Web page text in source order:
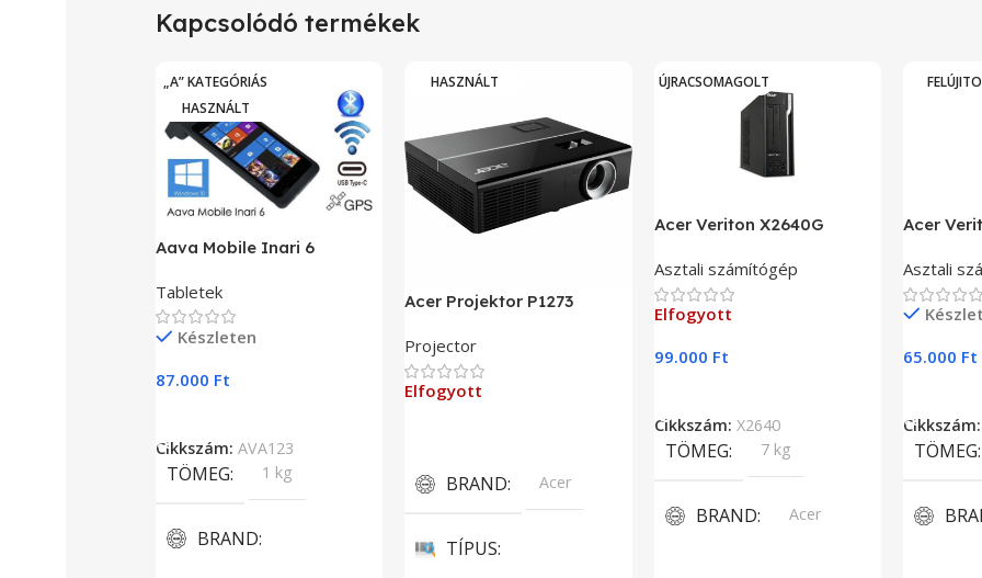
Kapcsolódó termékek
„A” KATEGÓRIÁS
HASZNÁLT
Aava Mobile Inari 6
Tabletek
Készleten
87.000 Ft
Cikkszám: AVA123
TÖMEG 1 kg
BRAND
HASZNÁLT
Acer Projektor P1273
Projector
Elfogyott
BRAND Acer
TÍPUS
ÚJRACSOMAGOLT
Acer Veriton X2640G
Asztali számítógép
Elfogyott
99.000 Ft
Cikkszám: X2640
TÖMEG 7 kg
BRAND Acer
Acer
Asztali
65.000 Ft
Cikkszám:
TÖMEG